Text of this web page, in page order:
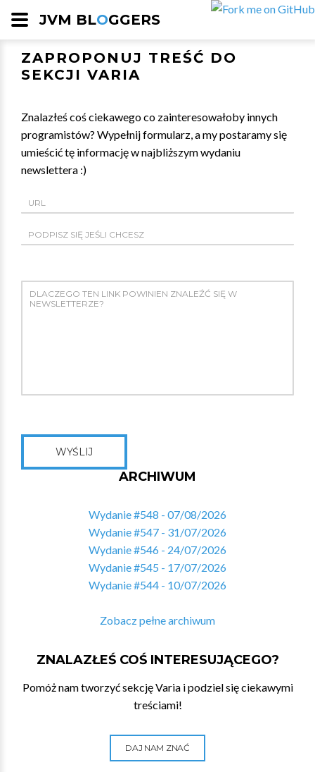
JVM BLOGGERS
ZAPROPONUJ TREŚĆ DO
SEKCJI VARIA
Znalazłeś coś ciekawego co zainteresowałoby innych
programistów? Wypełnij formularz, a my postaramy się
umieścić tę informację w najbliższym wydaniu
newslettera :)
WYŚLIJ
ARCHIWUM
Wydanie #548 - 07/08/2026
Wydanie #547 - 31/07/2026
Wydanie #546 - 24/07/2026
Wydanie #545 - 17/07/2026
Wydanie #544 - 10/07/2026
Zobacz pełne archiwum
ZNALAZŁEŚ COŚ INTERESUJĄCEGO?
Pomóż nam tworzyć sekcję Varia i podziel się ciekawymi
treściami!
DAJ NAM ZNAĆ